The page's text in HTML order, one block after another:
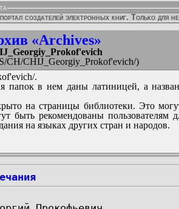
создателей электронных книг. Только для
«Archives»
CH/CHIJ_Georgiy_Prokof'evich/)
.
папок в нем даны латиницей, а
на страницы библиотеки. Это
быть рекомендованы пользователям
на языках других стран и народов.